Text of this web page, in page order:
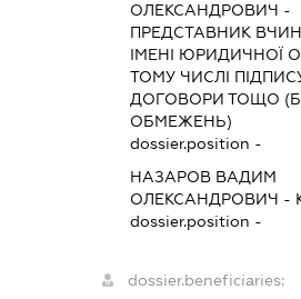
ОЛЕКСАНДРОВИЧ -
ПРЕДСТАВНИК
ІМЕНІ ЮРИДИЧНОЇ
ТОМУ ЧИСЛІ
ДОГОВОРИ ТОЩО
ОБМЕЖЕНЬ)
dossier.position -
НАЗАРОВ ВАДИМ
ОЛЕКСАНДРОВИЧ -
dossier.position -
dossier.beneficiaries: